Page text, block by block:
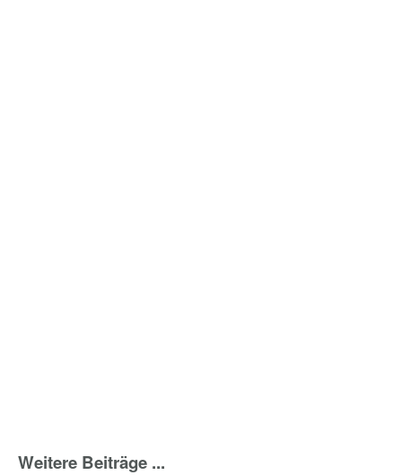
Weitere Beiträge ...